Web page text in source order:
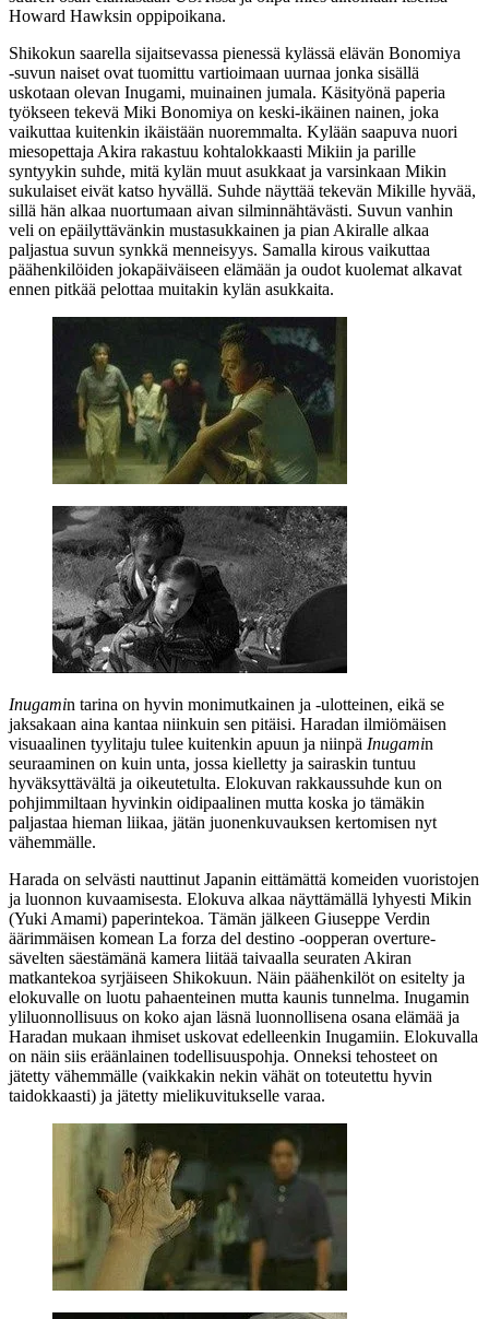
Howard Hawksin oppipoikana.
Shikokun saarella sijaitsevassa pienessä kylässä elävän Bonomiya
‑suvun naiset ovat tuomittu vartioimaan uurnaa jonka sisällä
uskotaan olevan Inugami, muinainen jumala. Käsityönä paperia
työkseen tekevä Miki Bonomiya on keski-ikäinen nainen, joka
vaikuttaa kuitenkin ikäistään nuoremmalta. Kylään saapuva nuori
miesopettaja Akira rakastuu kohtalokkaasti Mikiin ja parille
syntyykin suhde, mitä kylän muut asukkaat ja varsinkaan Mikin
sukulaiset eivät katso hyvällä. Suhde näyttää tekevän Mikille hyvää,
sillä hän alkaa nuortumaan aivan silminnähtävästi. Suvun vanhin
veli on epäilyttävänkin mustasukkainen ja pian Akiralle alkaa
paljastua suvun synkkä menneisyys. Samalla kirous vaikuttaa
päähenkilöiden jokapäiväiseen elämään ja oudot kuolemat alkavat
ennen pitkää pelottaa muitakin kylän asukkaita.
Inugamin tarina on hyvin monimutkainen ja ‑ulotteinen, eikä se
jaksakaan aina kantaa niinkuin sen pitäisi. Haradan ilmiömäisen
visuaalinen tyylitaju tulee kuitenkin apuun ja niinpä Inugamin
seuraaminen on kuin unta, jossa kielletty ja sairaskin tuntuu
hyväksyttävältä ja oikeutetulta. Elokuvan rakkaussuhde kun on
pohjimmiltaan hyvinkin oidipaalinen mutta koska jo tämäkin
paljastaa hieman liikaa, jätän juonenkuvauksen kertomisen nyt
vähemmälle.
Harada on selvästi nauttinut Japanin eittämättä komeiden vuoristojen
ja luonnon kuvaamisesta. Elokuva alkaa näyttämällä lyhyesti Mikin
(Yuki Amami) paperintekoa. Tämän jälkeen Giuseppe Verdin
äärimmäisen komean La forza del destino ‑oopperan overture-
sävelten säestämänä kamera liitää taivaalla seuraten Akiran
matkantekoa syrjäiseen Shikokuun. Näin päähenkilöt on esitelty ja
elokuvalle on luotu pahaenteinen mutta kaunis tunnelma. Inugamin
yliluonnollisuus on koko ajan läsnä luonnollisena osana elämää ja
Haradan mukaan ihmiset uskovat edelleenkin Inugamiin. Elokuvalla
on näin siis eräänlainen todellisuuspohja. Onneksi tehosteet on
jätetty vähemmälle (vaikkakin nekin vähät on toteutettu hyvin
taidokkaasti) ja jätetty mielikuvitukselle varaa.